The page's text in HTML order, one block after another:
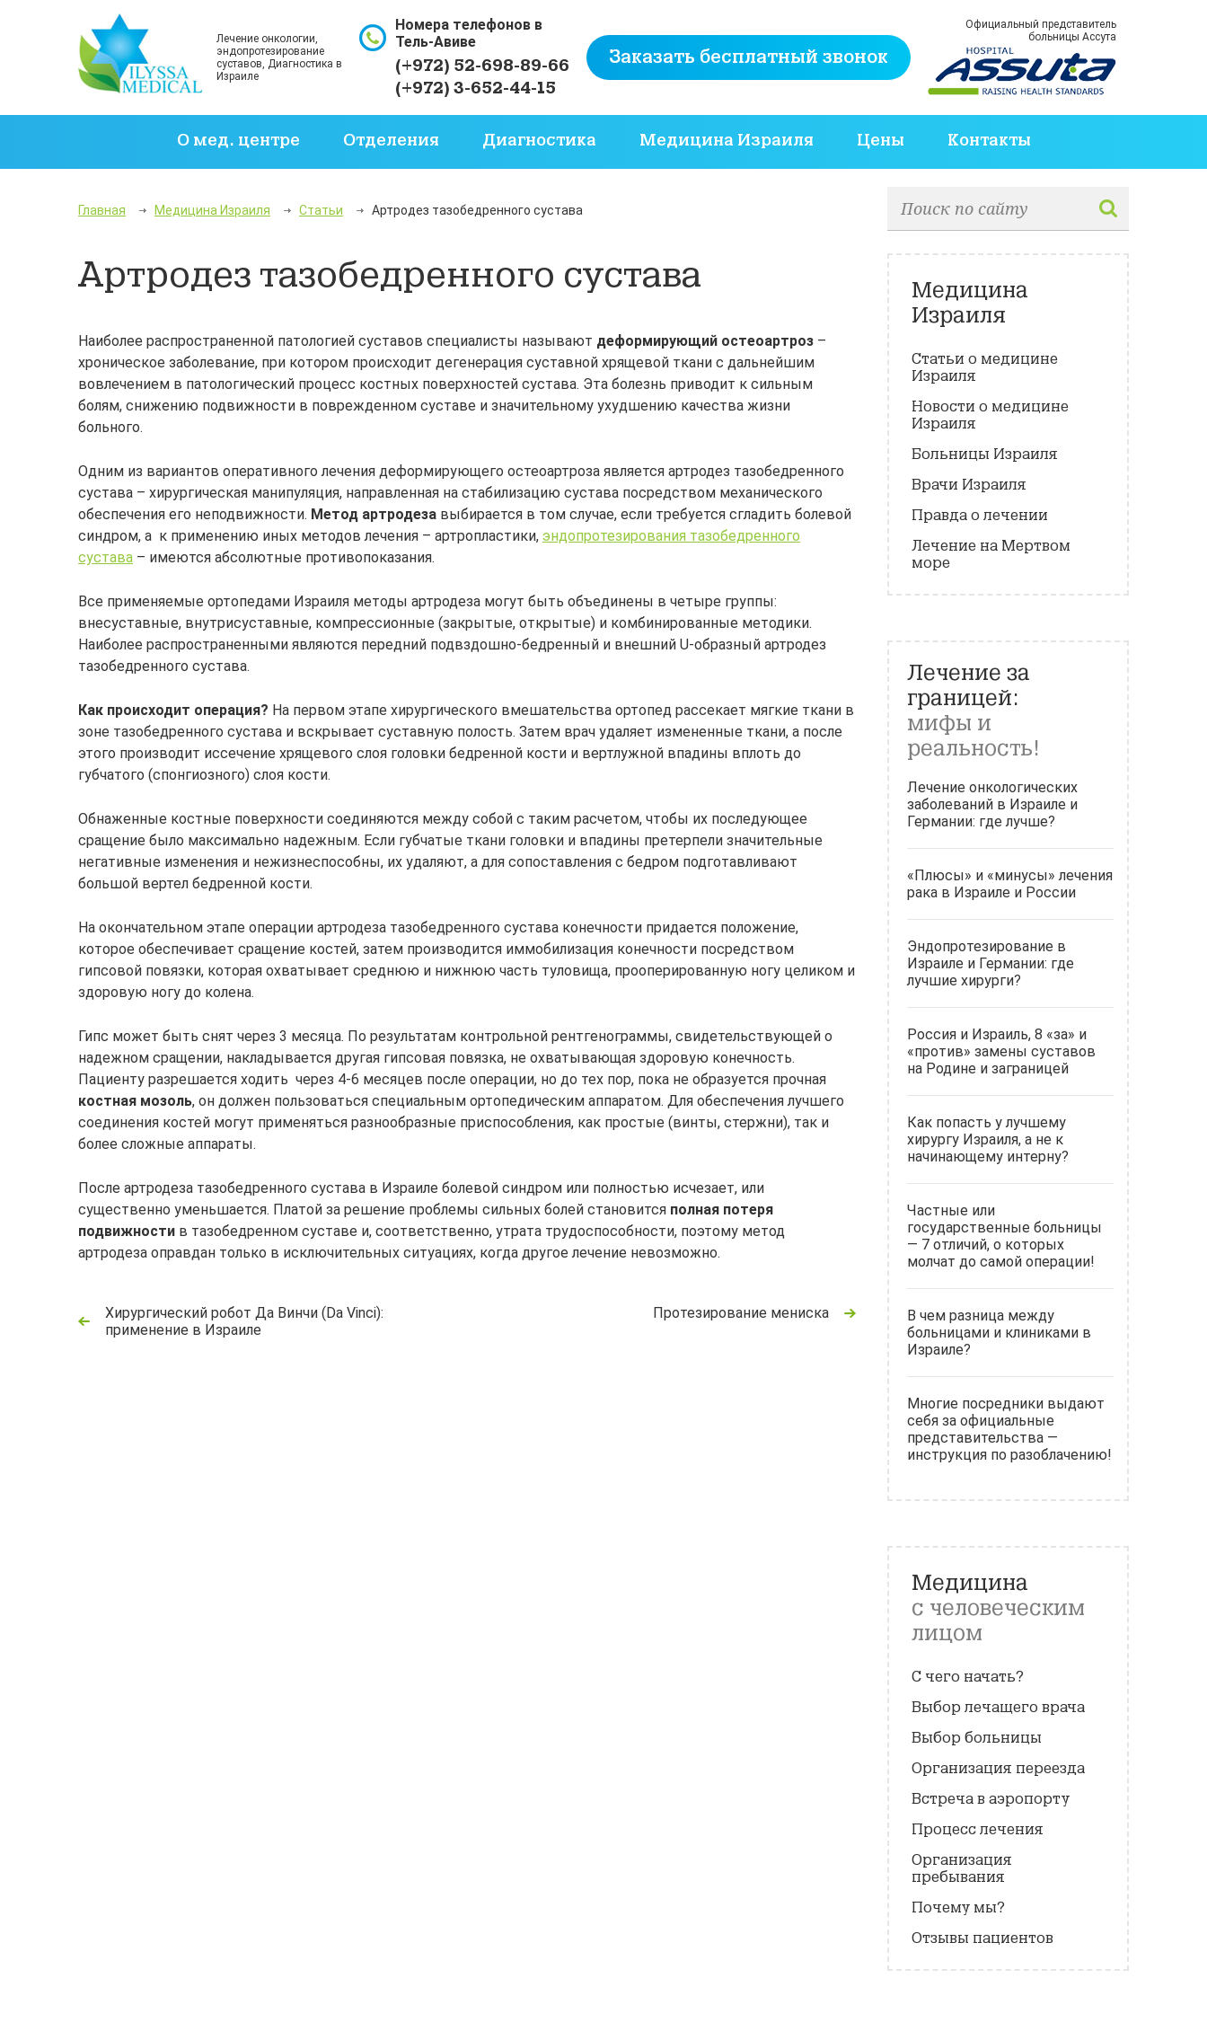
Лечение онкологии,
эндопротезирование
суставов, Диагностика в
Израиле
Номера телефонов в
Тель-Авиве
(+972) 52-698-89-66
(+972) 3-652-44-15
Заказать бесплатный звонок
Официальный представитель
больницы Ассута
О мед. центре Отделения Диагностика Медицина Израиля Цены Контакты
Главная Медицина Израиля Статьи Артродез тазобедренного сустава
Артродез тазобедренного сустава
Наиболее распространенной патологией суставов специалисты называют деформирующий остеоартроз –
хроническое заболевание, при котором происходит дегенерация суставной хрящевой ткани с дальнейшим
вовлечением в патологический процесс костных поверхностей сустава. Эта болезнь приводит к сильным
болям, снижению подвижности в поврежденном суставе и значительному ухудшению качества жизни
больного.
Одним из вариантов оперативного лечения деформирующего остеоартроза является артродез тазобедренного
сустава – хирургическая манипуляция, направленная на стабилизацию сустава посредством механического
обеспечения его неподвижности. Метод артродеза выбирается в том случае, если требуется сгладить болевой
синдром, а к применению иных методов лечения – артропластики, эндопротезирования тазобедренного
сустава – имеются абсолютные противопоказания.
Все применяемые ортопедами Израиля методы артродеза могут быть объединены в четыре группы:
внесуставные, внутрисуставные, компрессионные (закрытые, открытые) и комбинированные методики.
Наиболее распространенными являются передний подвздошно-бедренный и внешний U-образный артродез
тазобедренного сустава.
Как происходит операция? На первом этапе хирургического вмешательства ортопед рассекает мягкие ткани в
зоне тазобедренного сустава и вскрывает суставную полость. Затем врач удаляет измененные ткани, а после
этого производит иссечение хрящевого слоя головки бедренной кости и вертлужной впадины вплоть до
губчатого (спонгиозного) слоя кости.
Обнаженные костные поверхности соединяются между собой с таким расчетом, чтобы их последующее
сращение было максимально надежным. Если губчатые ткани головки и впадины претерпели значительные
негативные изменения и нежизнеспособны, их удаляют, а для сопоставления с бедром подготавливают
большой вертел бедренной кости.
На окончательном этапе операции артродеза тазобедренного сустава конечности придается положение,
которое обеспечивает сращение костей, затем производится иммобилизация конечности посредством
гипсовой повязки, которая охватывает среднюю и нижнюю часть туловища, прооперированную ногу целиком и
здоровую ногу до колена.
Гипс может быть снят через 3 месяца. По результатам контрольной рентгенограммы, свидетельствующей о
надежном сращении, накладывается другая гипсовая повязка, не охватывающая здоровую конечность.
Пациенту разрешается ходить через 4-6 месяцев после операции, но до тех пор, пока не образуется прочная
костная мозоль, он должен пользоваться специальным ортопедическим аппаратом. Для обеспечения лучшего
соединения костей могут применяться разнообразные приспособления, как простые (винты, стержни), так и
более сложные аппараты.
После артродеза тазобедренного сустава в Израиле болевой синдром или полностью исчезает, или
существенно уменьшается. Платой за решение проблемы сильных болей становится полная потеря
подвижности в тазобедренном суставе и, соответственно, утрата трудоспособности, поэтому метод
артродеза оправдан только в исключительных ситуациях, когда другое лечение невозможно.
Хирургический робот Да Винчи (Da Vinci):
применение в Израиле
Протезирование мениска
Медицина
Израиля
Статьи о медицине
Израиля
Новости о медицине
Израиля
Больницы Израиля
Врачи Израиля
Правда о лечении
Лечение на Мертвом
море
Лечение за
границей:
мифы и
реальность!
Лечение онкологических
заболеваний в Израиле и
Германии: где лучше?
«Плюсы» и «минусы» лечения
рака в Израиле и России
Эндопротезирование в
Израиле и Германии: где
лучшие хирурги?
Россия и Израиль, 8 «за» и
«против» замены суставов
на Родине и заграницей
Как попасть у лучшему
хирургу Израиля, а не к
начинающему интерну?
Частные или
государственные больницы
— 7 отличий, о которых
молчат до самой операции!
В чем разница между
больницами и клиниками в
Израиле?
Многие посредники выдают
себя за официальные
представительства —
инструкция по разоблачению!
Медицина
с человеческим
лицом
С чего начать?
Выбор лечащего врача
Выбор больницы
Организация переезда
Встреча в аэропорту
Процесс лечения
Организация
пребывания
Почему мы?
Отзывы пациентов